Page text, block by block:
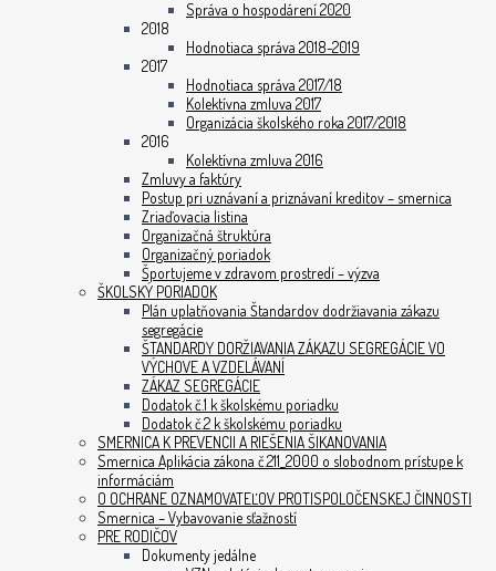
Správa o hospodárení 2020
2018
Hodnotiaca správa 2018-2019
2017
Hodnotiaca správa 2017/18
Kolektívna zmluva 2017
Organizácia školského roka 2017/2018
2016
Kolektívna zmluva 2016
Zmluvy a faktúry
Postup pri uznávaní a priznávaní kreditov – smernica
Zriaďovacia listina
Organizačná štruktúra
Organizačný poriadok
Športujeme v zdravom prostredí – výzva
ŠKOLSKÝ PORIADOK
Plán uplatňovania Štandardov dodržiavania zákazu
segregácie
ŠTANDARDY DORŽIAVANIA ZÁKAZU SEGREGÁCIE VO
VÝCHOVE A VZDELÁVANÍ
ZÁKAZ SEGREGÁCIE
Dodatok č.1 k školskému poriadku
Dodatok č.2 k školskému poriadku
SMERNICA K PREVENCII A RIEŠENIA ŠIKANOVANIA
Smernica Aplikácia zákona č.211_2000 o slobodnom prístupe k
informáciám
O OCHRANE OZNAMOVATEĽOV PROTISPOLOČENSKEJ ČINNOSTI
Smernica – Vybavovanie sťažností
PRE RODIČOV
Dokumenty jedálne